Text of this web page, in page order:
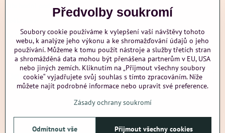
Obchodní podmínky
Ochrana osobních údajů
Další informace
nazehlujeme
Předvolby soukromí
Soubory cookie používáme k vylepšení vaší návštěvy tohoto
webu, k analýze jeho výkonu a ke shromažďování údajů o jeho
používání. Můžeme k tomu použít nástroje a služby třetích stran
a shromážděná data mohou být přenášena partnerům v EU, USA
nebo jiných zemích. Kliknutím na „Přijmout všechny soubory
cookie“ vyjadřujete svůj souhlas s tímto zpracováním. Níže
můžete najít podrobné informace nebo upravit své preference.
Zásady ochrany soukromí
Přijmout všechny cookies
Odmítnout vše